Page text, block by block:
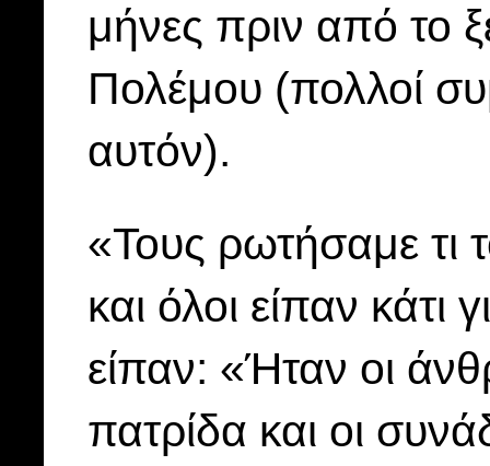
μήνες πριν από το
Πολέμου (πολλοί
αυτόν).
«Τους ρωτήσαμε τι
και όλοι είπαν
είπαν: «Ήταν οι
πατρίδα και οι